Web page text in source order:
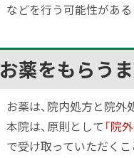
などを行う可能性があ
ト
ッ
プ
に
戻
お薬をもらう
お薬は、院内処方と院外
本院は、原則として 「院
で受け取っていただく